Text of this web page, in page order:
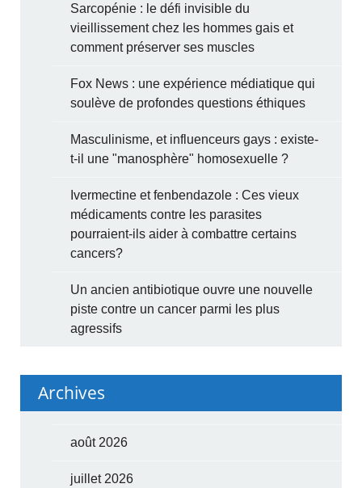
Sarcopénie : le défi invisible du
vieillissement chez les hommes gais et
comment préserver ses muscles
Fox News : une expérience médiatique qui
soulève de profondes questions éthiques
Masculinisme, et influenceurs gays : existe-
t-il une "manosphère" homosexuelle ?
Ivermectine et fenbendazole : Ces vieux
médicaments contre les parasites
pourraient-ils aider à combattre certains
cancers?
Un ancien antibiotique ouvre une nouvelle
piste contre un cancer parmi les plus
agressifs
Archives
août 2026
juillet 2026